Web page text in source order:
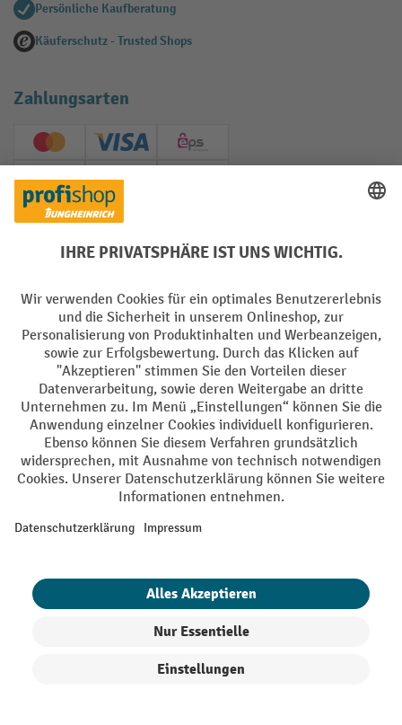
Persönliche Kaufberatung
Käuferschutz - Trusted Shops
Zahlungsarten
Creditcard (Master)Creditcard (Visa)
EPS
PayPal
Soziale Netzwerke
Impressum Datenschutz
Barrierefreiheit Privacy Settings
Alle Preise exkl. gesetzl. Mehrwertsteuer zzgl.Versandkostenund ggf.
Nachnahmegebühren, wenn nicht anders angegeben.
¹ Der Rabatt gilt so lange der Vorrat reicht. Der Rabatt gilt nicht auf
oder Gutscheinen ist nicht möglich. | ² Der Rabatt wird einmalig bei
eingelöst werden. Die Höhe des Rabatts variiert je nach
Produktkategorie und beträgt bis zu 10 % (10 % auf Lager, Umwelt,
Heben | 7% auf Büro). Ausgenommen sind Elektro-Hubwagen,
Ausschluss von Werkzeug. Gilt nicht auf Sonderpreise. Kombination